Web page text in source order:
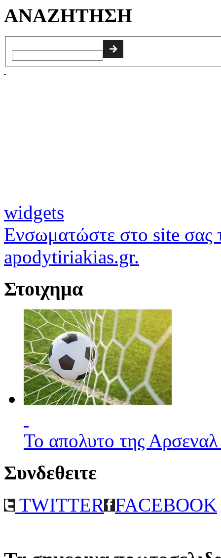
ΑΝΑΖΗΤΗΣΗ
widgets
Ενσωματώστε στο site σας
apodytiriakias.gr.
Στοιχημα
Το απολυτο της
Συνδεθειτε
TWITTER FACEBOOK